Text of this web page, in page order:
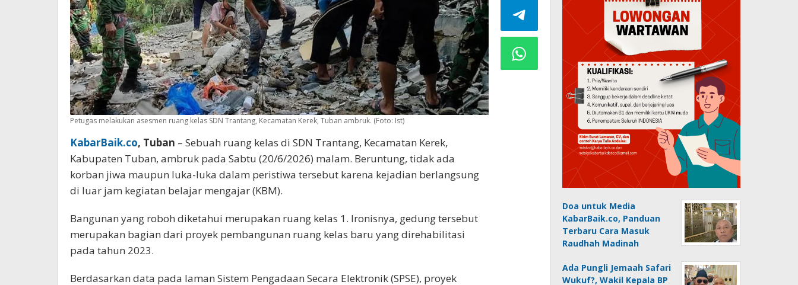
Petugas melakukan asesmen ruang kelas SDN Trantang, Kecamatan Kerek, Tuban ambruk. (Foto: Ist)
KabarBaik.co, Tuban – Sebuah ruang kelas di SDN Trantang, Kecamatan Kerek,
Kabupaten Tuban, ambruk pada Sabtu (20/6/2026) malam. Beruntung, tidak ada
korban jiwa maupun luka-luka dalam peristiwa tersebut karena kejadian berlangsung
di luar jam kegiatan belajar mengajar (KBM).
Bangunan yang roboh diketahui merupakan ruang kelas 1. Ironisnya, gedung tersebut
merupakan bagian dari proyek pembangunan ruang kelas baru yang direhabilitasi
pada tahun 2023.
Berdasarkan data pada laman Sistem Pengadaan Secara Elektronik (SPSE), proyek
Doa untuk Media
KabarBaik.co, Panduan
Terbaru Cara Masuk
Raudhah Madinah
Ada Pungli Jemaah Safari
Wukuf?, Wakil Kepala BP